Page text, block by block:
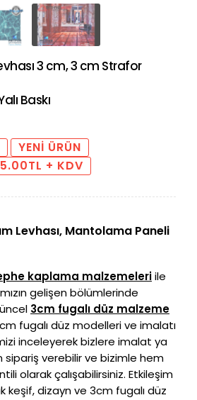
3 cm, 3 cm Strafor
Baskı
YENİ ÜRÜN
+ KDV
Levhası, Mantolama Paneli
kaplama malzemeleriile
gelişen bölümlerinde
3cm fugalı düz malzeme
fugalı düz modelleri ve imalatı
inceleyerek bizlere imalat ya
sipariş verebilir ve bizimle hem
olarak çalışabilirsiniz. Etkileşim
keşif, dizayn ve 3cm fugalı düz